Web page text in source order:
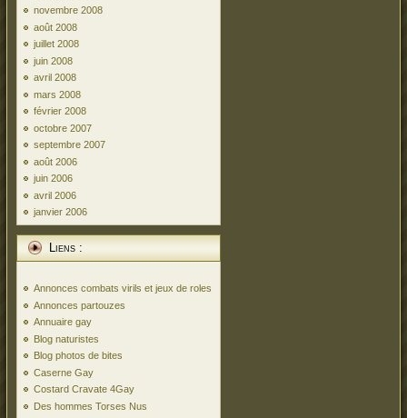
novembre 2008
août 2008
juillet 2008
juin 2008
avril 2008
mars 2008
février 2008
octobre 2007
septembre 2007
août 2006
juin 2006
avril 2006
janvier 2006
Liens :
Annonces combats virils et jeux de roles
Annonces partouzes
Annuaire gay
Blog naturistes
Blog photos de bites
Caserne Gay
Costard Cravate 4Gay
Des hommes Torses Nus